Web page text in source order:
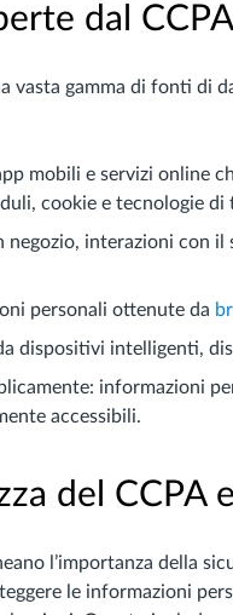
dal
vasta gamma di fonti
mobili e servizi online
cookie e tecnologie di
negozio, interazioni con
personali ottenute da
dispositivi intelligenti,
informazioni
accessibili.
del CCPA
l’importanza della
le informazioni